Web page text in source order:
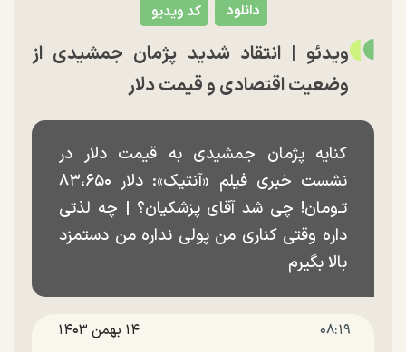
کد ویدیو دانلود
ویدئو | انتقاد شدید پژمان جمشیدی از
وضعیت اقتصادی و قیمت دلار
کنایه پژمان جمشیدی به قیمت دلار در
نشست خبری فیلم «آنتیک»: دلار ۸۳،۶۵۰
تـ‌ومان! چی شد آقای پزشکیان؟ |‌ چه لذتی
داره وقتی کناری من پولی نداره من دستمزد
بالا بگیرم
۰۸:۱۹ ۱۴ بهمن ۱۴۰۳